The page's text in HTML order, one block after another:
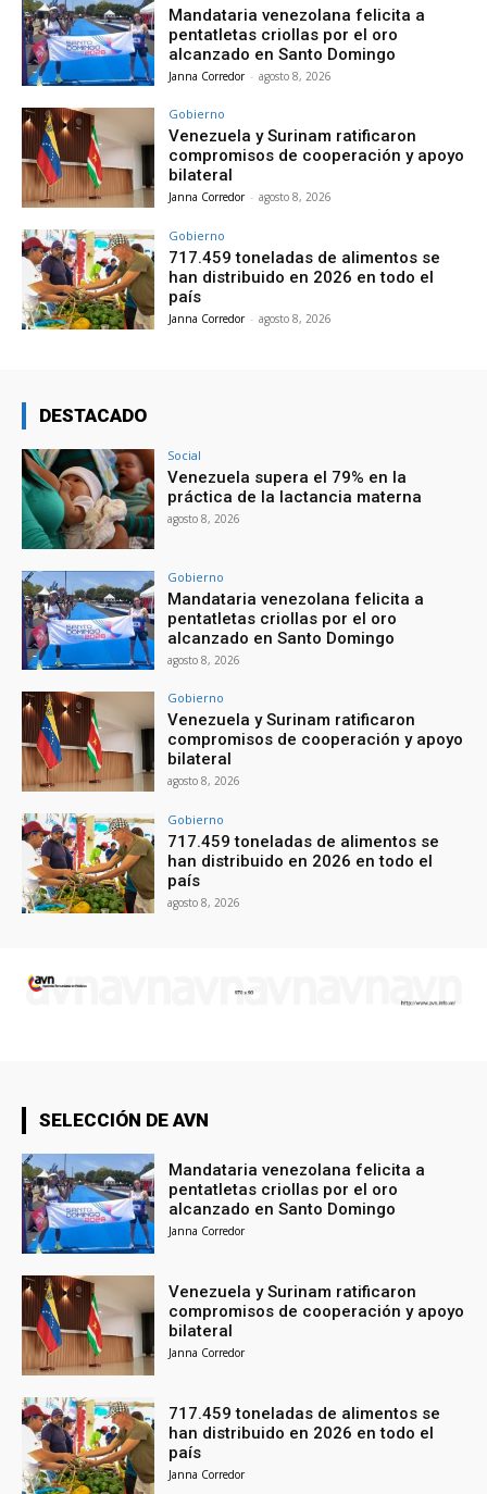
Mandataria venezolana felicita a
pentatletas criollas por el oro
alcanzado en Santo Domingo
Janna Corredor - agosto 8, 2026
Gobierno
Venezuela y Surinam ratificaron
compromisos de cooperación y apoyo
bilateral
Janna Corredor - agosto 8, 2026
Gobierno
717.459 toneladas de alimentos se
han distribuido en 2026 en todo el
país
Janna Corredor - agosto 8, 2026
DESTACADO
Social
Venezuela supera el 79% en la
práctica de la lactancia materna
agosto 8, 2026
Gobierno
Mandataria venezolana felicita a
pentatletas criollas por el oro
alcanzado en Santo Domingo
agosto 8, 2026
Gobierno
Venezuela y Surinam ratificaron
compromisos de cooperación y apoyo
bilateral
agosto 8, 2026
Gobierno
717.459 toneladas de alimentos se
han distribuido en 2026 en todo el
país
agosto 8, 2026
SELECCIÓN DE AVN
Mandataria venezolana felicita a
pentatletas criollas por el oro
alcanzado en Santo Domingo
Janna Corredor
Venezuela y Surinam ratificaron
compromisos de cooperación y apoyo
bilateral
Janna Corredor
717.459 toneladas de alimentos se
han distribuido en 2026 en todo el
país
Janna Corredor